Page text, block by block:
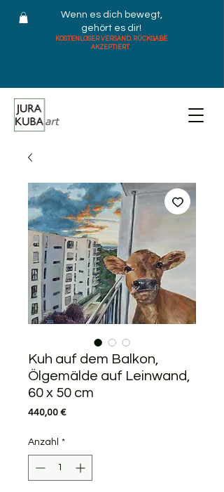
Wenn es dich bewegt,
gehört es dir!
KOSTENLOSER VERSAND. RÜCKGABE
AKZEPTIERT.
Kuh auf dem Balkon,
Ölgemälde auf Leinwand,
60 x 50 cm
440,00 €Preis
Anzahl *